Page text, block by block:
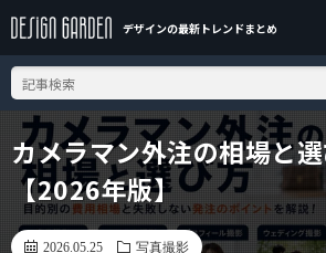
デザインの最新トレンドまとめ
カメラマン外注の相場と
【2026年版】
2026.05.25 写真撮影